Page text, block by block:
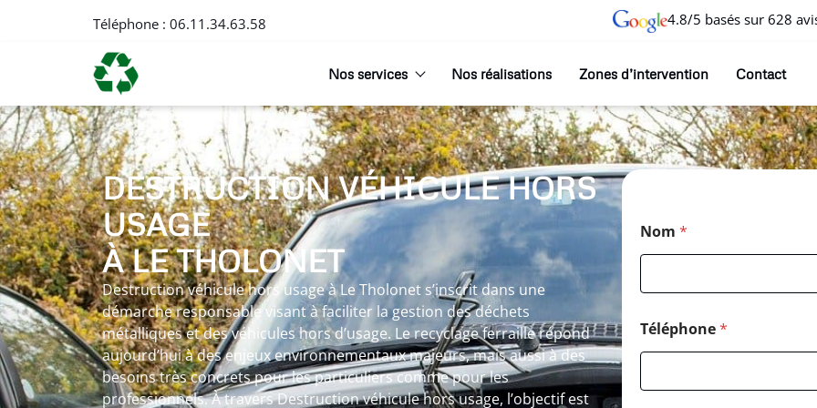
Téléphone : 06.11.34.63.58 4.8/5 basés sur 628
Nos services Nos réalisations Zones d’intervention Contact
DESTRUCTION VÉHICULE HORS
USAGE
À LE THOLONET
Destruction véhicule hors usage à Le Tholonet s’inscrit dans une
démarche responsable visant à faciliter la gestion des déchets
métalliques et des véhicules hors d’usage. Le recyclage ferraille répond
aujourd’hui à des enjeux environnementaux majeurs, mais aussi à des
besoins très concrets pour les particuliers comme pour les
professionnels. À travers Destruction véhicule hors usage, l’objectif est
Nom *
Téléphone*